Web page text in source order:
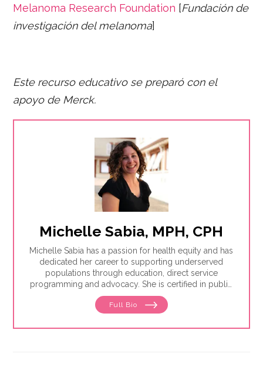
Melanoma Research Foundation [Fundación de
investigación del melanoma]
Este recurso educativo se preparó con el
apoyo de Merck.
Michelle Sabia, MPH, CPH
Michelle Sabia has a passion for health equity and has
dedicated her career to supporting underserved
populations through education, direct service
programming and advocacy. She is certified in public
health and received her master's in public health from
George Washington University. She has over a decade
delivery settings. Most recently, Michelle managed
Full Bio